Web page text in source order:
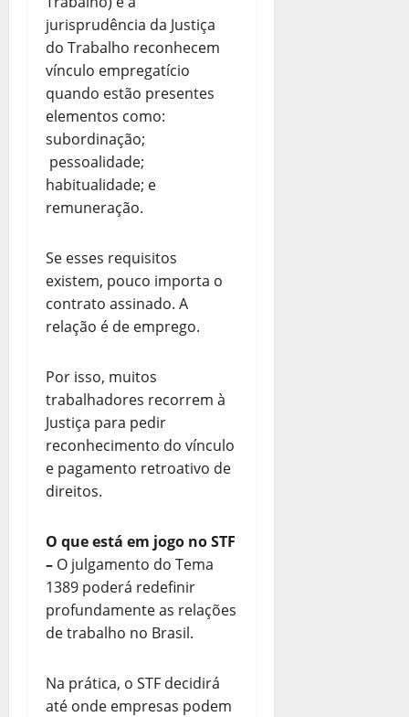
jurisprudência da Justiça
do Trabalho reconhecem
vínculo empregatício
quando estão presentes
elementos como:
subordinação;
pessoalidade;
habitualidade; e
remuneração.
Se esses requisitos
existem, pouco importa o
contrato assinado. A
relação é de emprego.
Por isso, muitos
trabalhadores recorrem à
Justiça para pedir
reconhecimento do vínculo
e pagamento retroativo de
direitos.
O que está em jogo no STF
– O julgamento do Tema
1389 poderá redefinir
profundamente as relações
de trabalho no Brasil.
Na prática, o STF decidirá
até onde empresas podem